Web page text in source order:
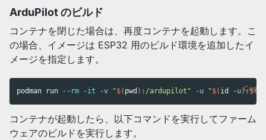
ArduPilot のビルド
コンテナを閉じた場合は、再度コンテナを起動します。こ
の場合、イメージは ESP32 用のビルド環境を追加したイ
メージを指定します。
Copy
podman run --rm -it -v "$( pwd ) :/ardupilot" -u "$( id -u):$(
コンテナが起動したら、以下コマンドを実行してファーム
ウェアのビルドを実行します。